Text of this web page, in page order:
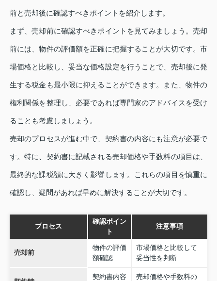
前と売却後に確認すべきポイントを紹介します。
まず、売却前に確認すべきポイントを見てみましょう。売却
前には、物件の評価額を正確に把握することが大切です。市
場価格と比較し、妥当な価格設定を行うことで、売却後に発
生する税金も最小限に抑えることができます。また、物件の
権利関係を整理し、必要であれば専門家のアドバイスを受け
ることも考慮しましょう。
売却のプロセスが進む中で、契約書の内容にも注意が必要で
す。特に、契約書に記載される売却価格や手数料の項目は、
最終的な課税額に大きく影響します。これらの項目を慎重に
確認し、疑問があれば早めに解決することが大切です。
プロセス
確認ポイン
ト
注意事項
売却前
物件の評価
額確認
市場価格と比較して
妥当性を判断
契約書内容
売却価格や手数料の